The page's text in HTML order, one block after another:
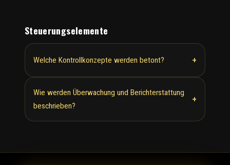
Steuerungselemente
Welche Kontrollkonzepte werden betont? +
Wie werden Überwachung und Berichterstattung
beschrieben?
+